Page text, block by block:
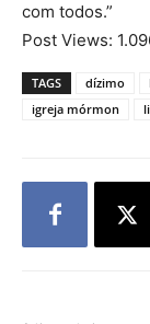
com todos.”
Post Views:
TAGS dízimo
igreja mórmon